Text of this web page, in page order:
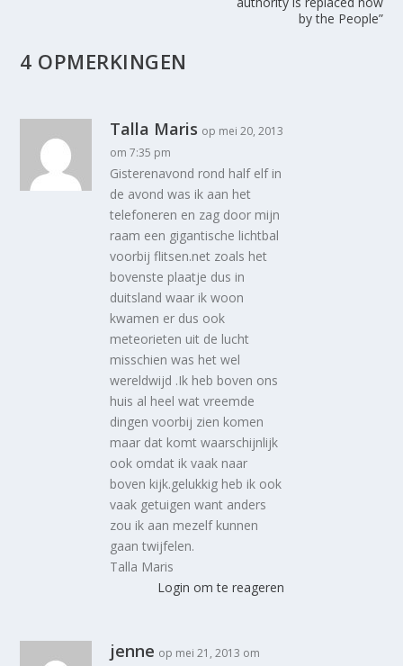
by the People”
4 OPMERKINGEN
Talla Maris op mei 20, 2013
om 7:35 pm
Gisterenavond rond half elf in
de avond was ik aan het
telefoneren en zag door mijn
raam een gigantische lichtbal
voorbij flitsen.net zoals het
bovenste plaatje dus in
duitsland waar ik woon
kwamen er dus ook
meteorieten uit de lucht
misschien was het wel
wereldwijd .Ik heb boven ons
huis al heel wat vreemde
dingen voorbij zien komen
maar dat komt waarschijnlijk
ook omdat ik vaak naar
boven kijk.gelukkig heb ik ook
vaak getuigen want anders
zou ik aan mezelf kunnen
gaan twijfelen.
Talla Maris
Login om te reageren
jenne op mei 21, 2013 om